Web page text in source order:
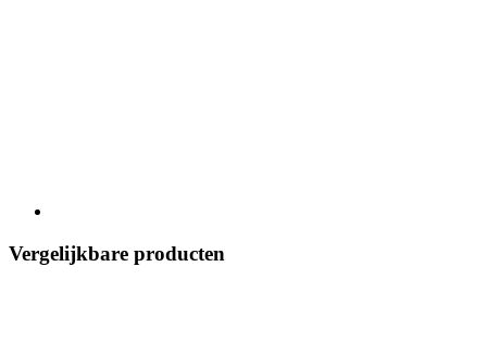
Vergelijkbare producten